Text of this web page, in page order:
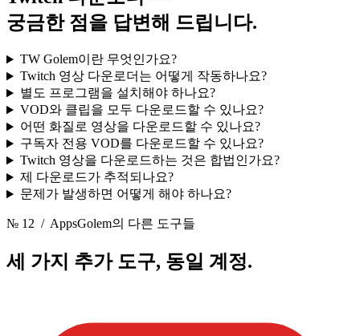
궁금한 점을 답변해 드립니다.
TW Golem이란 무엇인가요?
Twitch 영상 다운로더는 어떻게 작동하나요?
별도 프로그램을 설치해야 하나요?
VOD와 클립을 모두 다운로드할 수 있나요?
어떤 화질로 영상을 다운로드할 수 있나요?
구독자 전용 VOD를 다운로드할 수 있나요?
Twitch 영상을 다운로드하는 것은 합법인가요?
제 다운로드가 추적되나요?
문제가 발생하면 어떻게 해야 하나요?
№ 12 / AppsGolem의 다른 도구들
세 가지 추가 도구, 동일 계정.